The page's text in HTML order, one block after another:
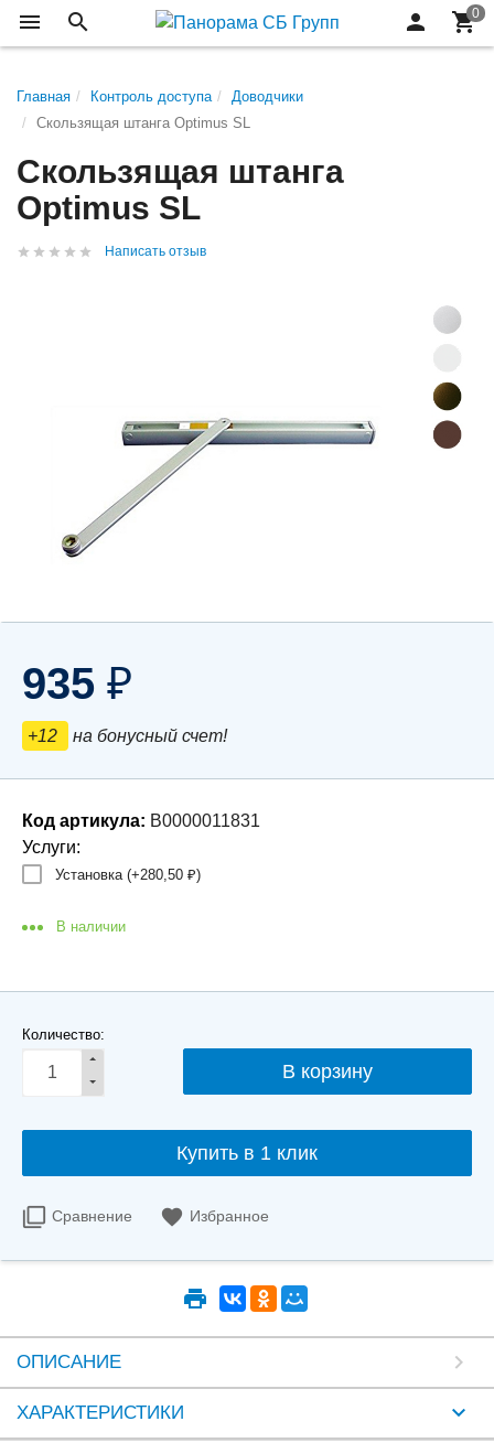
Главная Контроль доступа
Доводчики
Скользящая штанга Optimus SL
Скользящая штанга
Optimus SL
Написать отзыв
935 ₽
+12 на бонусный счет!
Код артикула: В0000011831
Услуги:
Установка (+280,50 ₽)
В наличии
Количество:
Купить в 1 клик
Сравнение Избранное
ОПИСАНИЕ
ХАРАКТЕРИСТИКИ